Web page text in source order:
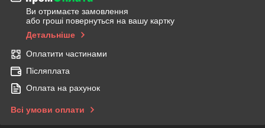
Ви отримаєте замовлення
або гроші повернуться на вашу картку
Детальніше
Оплатити частинами
Післяплата
Оплата на рахунок
Всі умови оплати